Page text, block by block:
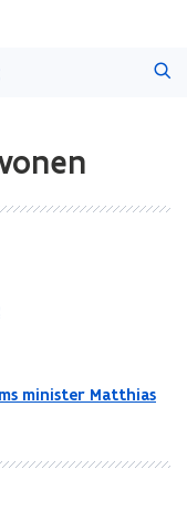
minister Matthias